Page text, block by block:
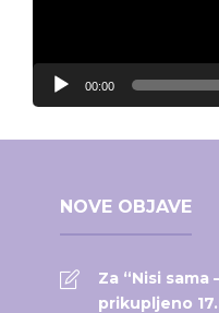
00:00
NOVE OBJAVE
Za “Nisi sama
prikupljeno